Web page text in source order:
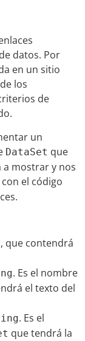
datos. Por
en un sitio
los
de
un
DataSet que
a mostrar y nos
con el código
, que contendrá
. Es el nombre
el texto del
. Es el
que tendrá la